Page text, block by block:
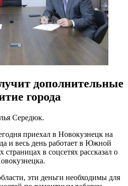
дополнительные
города
Середюк.
приехал в Новокузнецк на
и весь день работает в Южной
страницах в соцсетях рассказал о
эти деньги необходимы для